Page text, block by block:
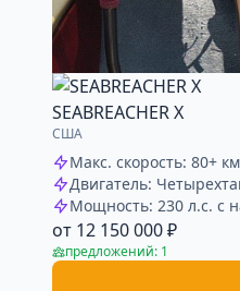
SEABREACHER X
США
Макс. скорость: 80+
Двигатель:
Мощность: 230 л.с. с
от 12 150 000 ₽
предложений: 1